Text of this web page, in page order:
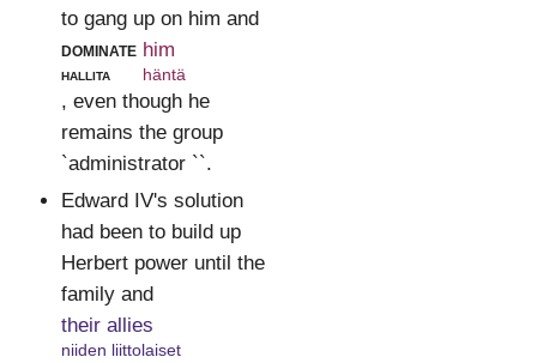
to gang up on him and
dominate
hallita
him
häntä
, even though he
remains the group
`administrator ``.
Edward IV's solution
had been to build up
Herbert power until the
family and
their allies
niiden liittolaiset